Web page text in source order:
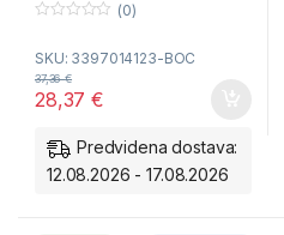
u
t
o
f
(0)
SKU: 3397014123-BOC
28,37€
37,36€
Predvidena dostava:
12.08.2026 - 17.08.2026